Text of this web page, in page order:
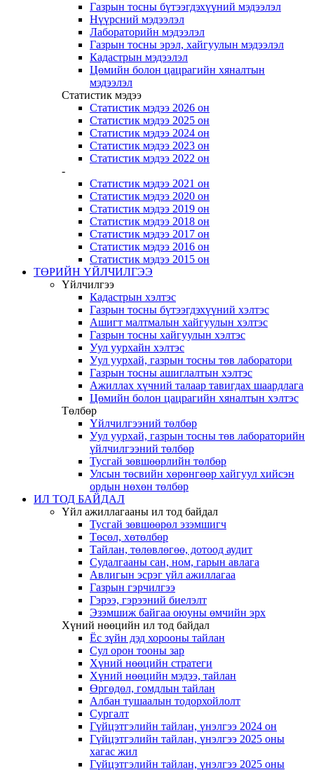
Газрын тосны бүтээгдэхүүний мэдээлэл
Нүүрсний мэдээлэл
Лабораторийн мэдээлэл
Газрын тосны эрэл, хайгуулын мэдээлэл
Кадастрын мэдээлэл
Цөмийн болон цацрагийн хяналтын
мэдээлэл
Статистик мэдээ
Статистик мэдээ 2026 он
Статистик мэдээ 2025 он
Статистик мэдээ 2024 он
Статистик мэдээ 2023 он
Статистик мэдээ 2022 он
-
Статистик мэдээ 2021 он
Статистик мэдээ 2020 он
Статистик мэдээ 2019 он
Статистик мэдээ 2018 он
Статистик мэдээ 2017 он
Статистик мэдээ 2016 он
Статистик мэдээ 2015 он
ТӨРИЙН ҮЙЛЧИЛГЭЭ
Үйлчилгээ
Кадастрын хэлтэс
Газрын тосны бүтээгдэхүүний хэлтэс
Ашигт малтмалын хайгуулын хэлтэс
Газрын тосны хайгуулын хэлтэс
Уул уурхайн хэлтэс
Уул уурхай, газрын тосны төв лаборатори
Газрын тосны ашиглалтын хэлтэс
Ажиллах хүчний талаар тавигдах шаардлага
Цөмийн болон цацрагийн хяналтын хэлтэс
Төлбөр
Үйлчилгээний төлбөр
Уул уурхай, газрын тосны төв лабораторийн
үйлчилгээний төлбөр
Тусгай зөвшөөрлийн төлбөр
Улсын төсвийн хөрөнгөөр хайгуул хийсэн
ордын нөхөн төлбөр
ИЛ ТОД БАЙДАЛ
Үйл ажиллагааны ил тод байдал
Тусгай зөвшөөрөл эзэмшигч
Төсөл, хөтөлбөр
Тайлан, төлөвлөгөө, дотоод аудит
Судалгааны сан, ном, гарын авлага
Авлигын эсрэг үйл ажиллагаа
Газрын гэрчилгээ
Гэрээ, гэрээний биелэлт
Эзэмшиж байгаа оюуны өмчийн эрх
Хүний нөөцийн ил тод байдал
Ёс зүйн дэд хорооны тайлан
Сул орон тооны зар
Хүний нөөцийн стратеги
Хүний нөөцийн мэдээ, тайлан
Өргөдөл, гомдлын тайлан
Албан тушаалын тодорхойлолт
Сургалт
Гүйцэтгэлийн тайлан, үнэлгээ 2024 он
Гүйцэтгэлийн тайлан, үнэлгээ 2025 оны
хагас жил
Гүйцэтгэлийн тайлан, үнэлгээ 2025 оны